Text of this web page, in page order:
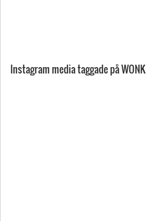
Instagram media taggade på WONK